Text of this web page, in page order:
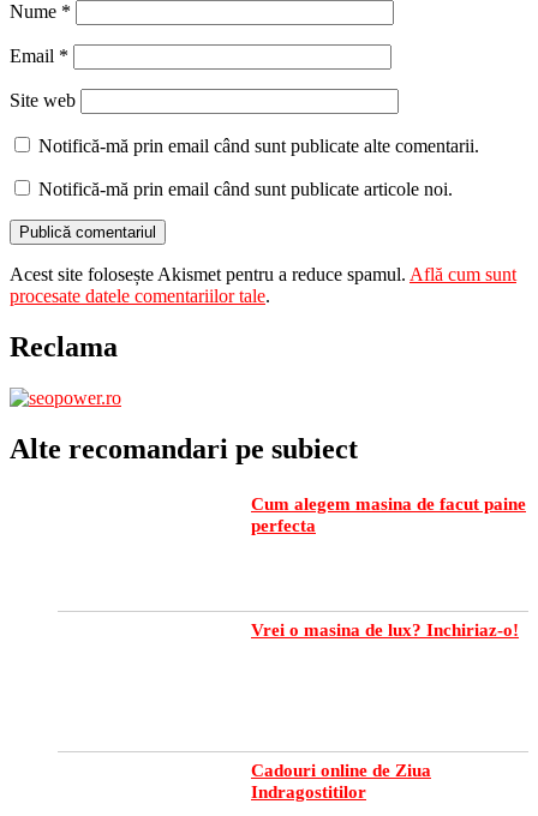
Nume *
Email *
Site web
Notifică-mă prin email când sunt publicate alte comentarii.
Notifică-mă prin email când sunt publicate articole noi.
Acest site folosește Akismet pentru a reduce spamul. Află cum sunt
procesate datele comentariilor tale.
Reclama
Alte recomandari pe subiect
Cum alegem masina de facut paine
perfecta
Vrei o masina de lux? Inchiriaz-o!
Cadouri online de Ziua
Indragostitilor